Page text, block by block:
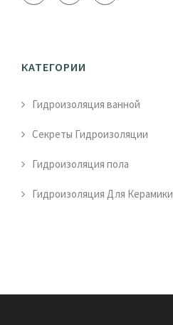
КАТЕГОРИИ
Гидроизоляция ванной
Секреты Гидроизоляции
Гидроизоляция пола
Гидроизоляция Для Керамики